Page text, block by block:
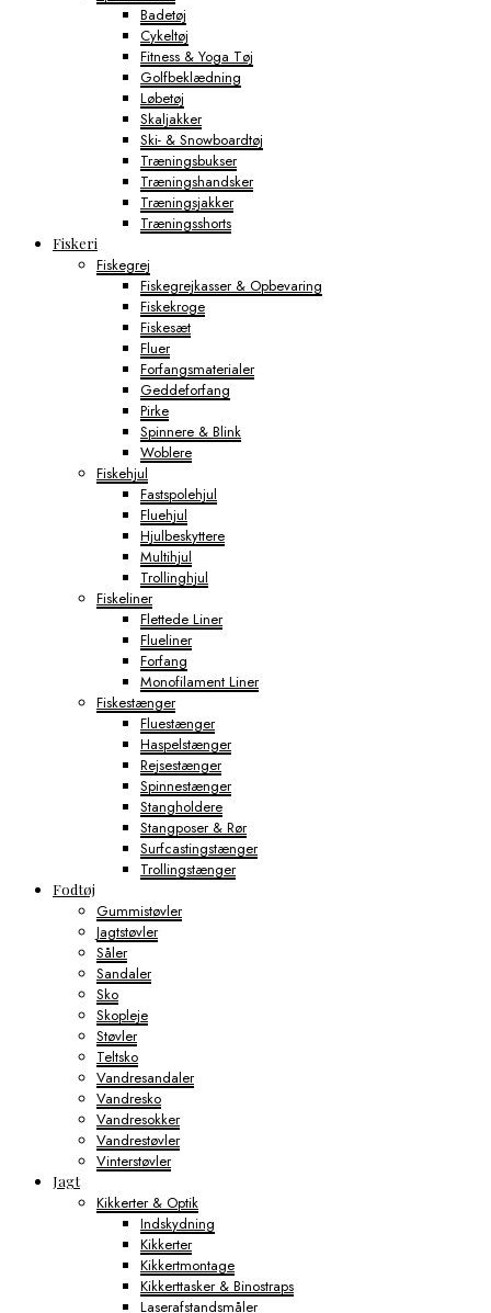
Badetøj
Cykeltøj
Fitness & Yoga Tøj
Golfbeklædning
Løbetøj
Skaljakker
Ski- & Snowboardtøj
Træningsbukser
Træningshandsker
Træningsjakker
Træningsshorts
Fiskeri
Fiskegrej
Fiskegrejkasser & Opbevaring
Fiskekroge
Fiskesæt
Fluer
Forfangsmaterialer
Geddeforfang
Pirke
Spinnere & Blink
Woblere
Fiskehjul
Fastspolehjul
Fluehjul
Hjulbeskyttere
Multihjul
Trollinghjul
Fiskeliner
Flettede Liner
Flueliner
Forfang
Monofilament Liner
Fiskestænger
Fluestænger
Haspelstænger
Rejsestænger
Spinnestænger
Stangholdere
Stangposer & Rør
Surfcastingstænger
Trollingstænger
Fodtøj
Gummistøvler
Jagtstøvler
Såler
Sandaler
Sko
Skopleje
Støvler
Teltsko
Vandresandaler
Vandresko
Vandresokker
Vandrestøvler
Vinterstøvler
Jagt
Kikkerter & Optik
Indskydning
Kikkerter
Kikkertmontage
Kikkerttasker & Binostraps
Laserafstandsmåler